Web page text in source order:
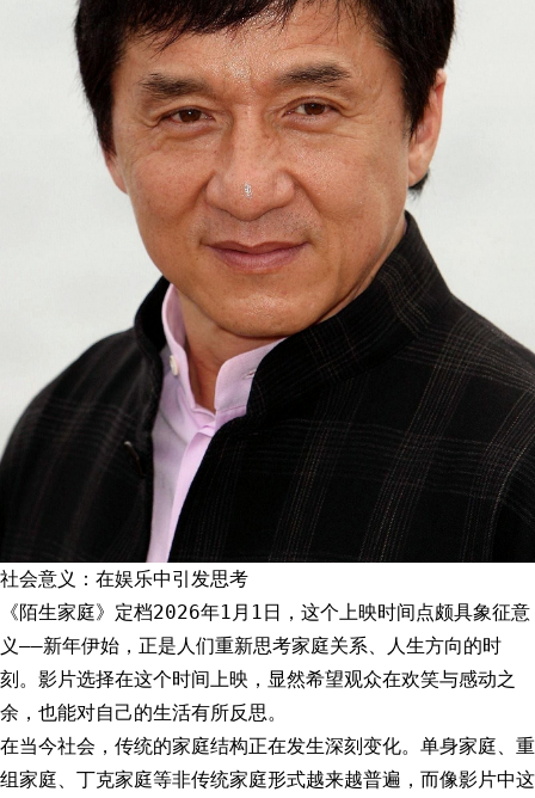
社会意义：在娱乐中引发思考
《陌生家庭》定档2026年1月1日，这个上映时间点颇具象征意
义——新年伊始，正是人们重新思考家庭关系、人生方向的时
刻。影片选择在这个时间上映，显然希望观众在欢笑与感动之
余，也能对自己的生活有所反思。
在当今社会，传统的家庭结构正在发生深刻变化。单身家庭、重
组家庭、丁克家庭等非传统家庭形式越来越普遍，而像影片中这